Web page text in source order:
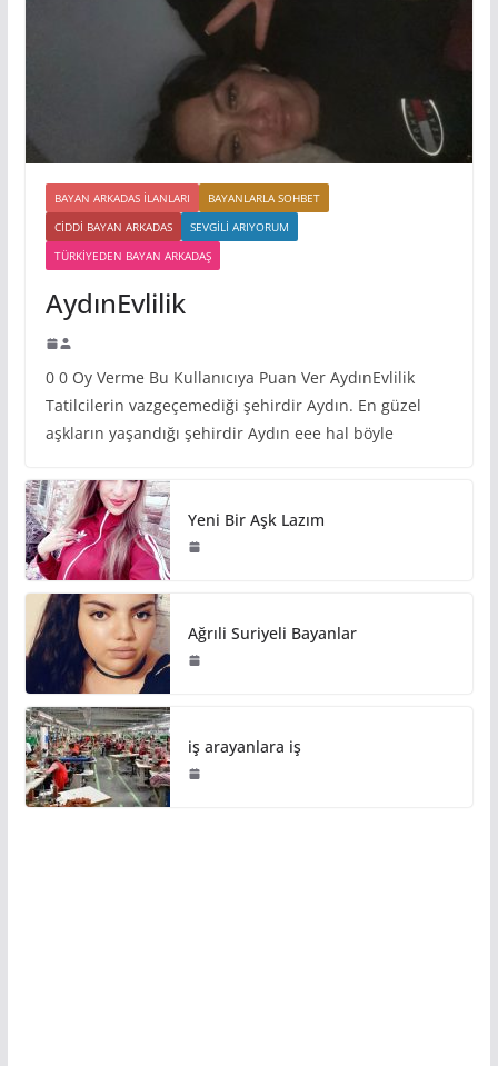
BAYAN ARKADAS ILANLARI
BAYANLARLA SOHBET
CIDDI BAYAN ARKADAS
SEVGILI ARIYORUM
TÜRKIYEDEN BAYAN ARKADAŞ
AydınEvlilik
0 0 Oy Verme Bu Kullanıcıya Puan Ver AydınEvlilik
Tatilcilerin vazgeçemediği şehirdir Aydın. En güzel
aşkların yaşandığı şehirdir Aydın eee hal böyle
Yeni Bir Aşk Lazım
Ağrıli Suriyeli Bayanlar
iş arayanlara iş